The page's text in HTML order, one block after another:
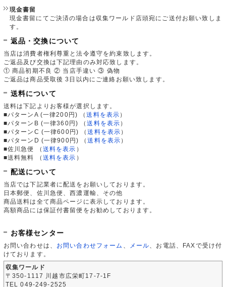
現金書留
現金書留にてご決済の場合は収集ワールド店頭宛にご送付お願い致しま
す。
返品・交換について
当店は消費者権利尊重と法令遵守を約束致します。
ご返品及び交換は下記理由のみ対応致します。
① 商品初期不良 ② 当店手違い ③ 偽物
ご返品は商品受取後 3日以内にご連絡お願い致します。
送料について
送料は下記よりお客様が選択します。
■パターンA (一律200円)
（送料を表示 ）
■パターンB (一律360円)
（送料を表示 ）
■パターンC (一律600円)
（送料を表示 ）
■パターンD (一律900円)
（送料を表示 ）
■佐川急便
（ 送料を表示 ）
■送料無料
（ 送料を表示 ）
配送について
当店では下記業者に配送をお願いしております。
日本郵便、佐川急便、西濃運輸、その他
商品送料は全て商品ページに表示しております。
高額商品には保証付書留便をお勧めしております。
お客様センター
お問い合わせは、 お問い合わせフォーム メール 、お電話、FAXで受け付
けております。
収集ワールド
〒350-1117 川越市広栄町17-7-1F
TEL 049-249-2525